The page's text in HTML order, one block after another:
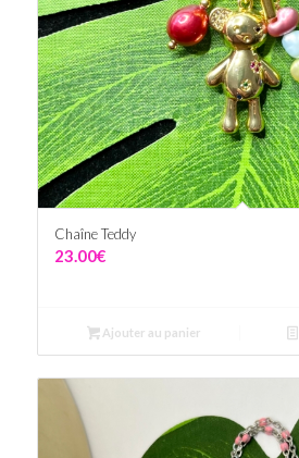
Chaîne Teddy
23.00€
Ajouter au panier